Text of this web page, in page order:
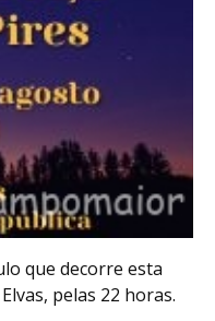
que decorre esta
pelas 22 horas.